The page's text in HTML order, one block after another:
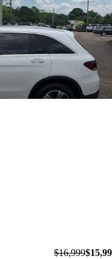
$16,999